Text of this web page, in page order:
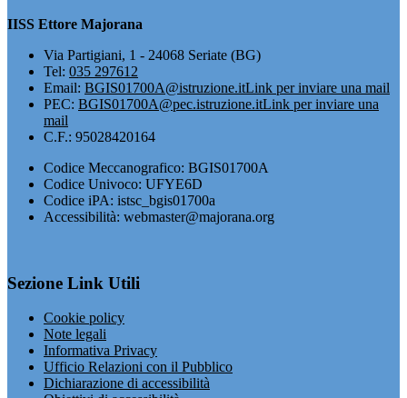
IISS Ettore Majorana
Via Partigiani, 1 - 24068 Seriate (BG)
Tel: 035 297612
Email: BGIS01700A@istruzione.itLink per inviare una mail
PEC: BGIS01700A@pec.istruzione.itLink per inviare una
mail
C.F.: 95028420164
Codice Meccanografico: BGIS01700A
Codice Univoco: UFYE6D
Codice iPA: istsc_bgis01700a
Accessibilità: webmaster@majorana.org
Sezione Link Utili
Cookie policy
Note legali
Informativa Privacy
Ufficio Relazioni con il Pubblico
Dichiarazione di accessibilità